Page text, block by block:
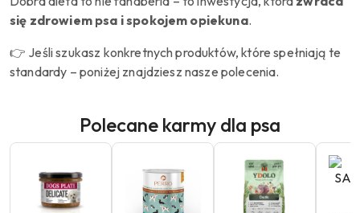
się zdrowiem psa i spokojem opiekuna.
👉 Jeśli szukasz konkretnych produktów, które spełniają te
standardy – poniżej znajdziesz nasze polecenia.
Polecane karmy dla psa